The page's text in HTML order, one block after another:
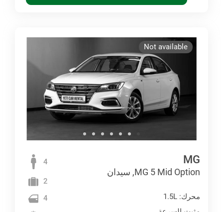
Not available
MG
MG 5 Mid Option, سيدان
محرك: 1.5L
4
2
4